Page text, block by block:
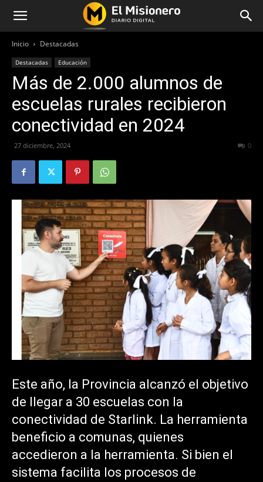
Inicio Destacadas
Destacadas Educación
Más de 2.000 alumnos de
escuelas rurales recibieron
conectividad en 2024
27 diciembre, 2024 0
Este año, la Provincia alcanzó el objetivo
de llegar a 30 escuelas con la
conectividad de Starlink. La herramienta
beneficio a comunas, quienes
accedieron a la herramienta. Si bien el
sistema facilita los procesos de